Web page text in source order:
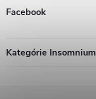
Facebook
Kategórie Insomnium